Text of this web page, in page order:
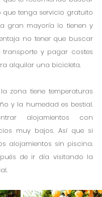
tenga servicio gratuito
gran mayoría lo tienen y
no tener que buscar
transporte y pagar costes
alquilar una bicicleta.
zona tiene temperaturas
y la humedad es bestial.
alojamientos con
muy bajos. Así que si
alojamientos sin piscina.
de ir día visitando la